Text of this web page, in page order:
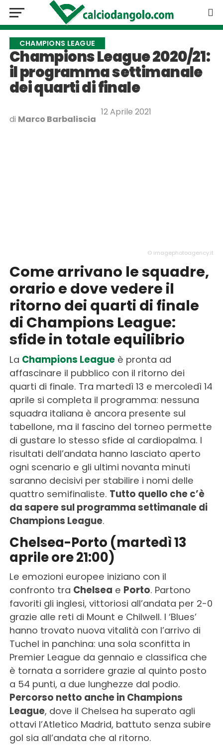
CHAMPIONS LEAGUE
Champions League 2020/21:
il programma settimanale
dei quarti di finale
di Marco Barbaliscia
12 Aprile 2021
© imagephotoagency.it
Come arrivano le squadre,
orario e dove vedere il
ritorno dei quarti di finale
di Champions League:
sfide in totale equilibrio
La Champions Leagueè pronta ad
affascinare il pubblico con il ritorno dei
quarti di finale. Tra martedì 13 e mercoledì 14
aprile si completa il programma: nessuna
squadra italiana è ancora presente sul
tabellone, ma il fascino del torneo permette
di gustare lo stesso sfide al cardiopalma. I
risultati dell’andata hanno lasciato aperto
ogni scenario e gli ultimi novanta minuti
saranno decisivi per stabilire i nomi delle
quattro semifinaliste. Tutto quello che c’è
da sapere sul programma settimanale di
Champions League.
Chelsea-Porto (martedì 13
aprile ore 21:00)
Le emozioni europee iniziano con il
confronto tra Chelsea e Porto. Partono
favoriti gli inglesi, vittoriosi all’andata per 2-0
grazie alle reti di Mount e Chilwell. I ‘Blues’
hanno trovato nuova vitalità con l’arrivo di
Tuchel in panchina: una sola sconfitta in
Premier League da gennaio e classifica che
è tornata a sorridere grazie al quinto posto
a 54 punti, a due lunghezze dal podio.
Percorso netto anche in Champions
League, dove il Chelsea ha superato agli
ottavi l’Atletico Madrid, battuto senza subire
gol sia all’andata che al ritorno.